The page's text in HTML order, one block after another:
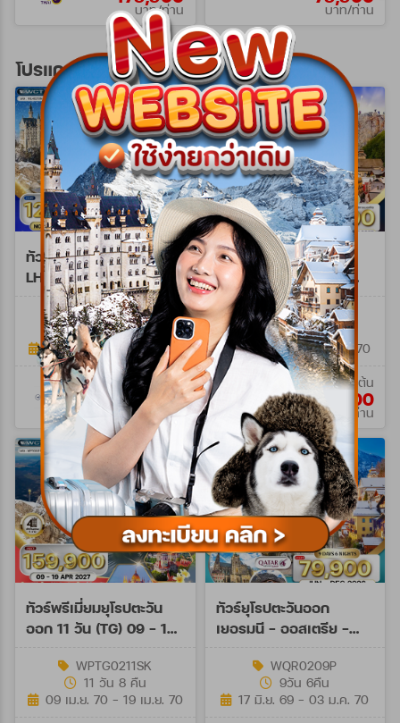
บาท/ท่าน บาท/ท่าน
โปรแกรมทัวร์ยุโรปตะวันออก
ทัวร์ยุโรปตะวันออก 10 วัน
LH/OS พักฮัลล์สตัทท์
NOV 26 - MAR 27
WLH0210M
10วัน 7คืน
06 พ.ย. 69 - 29 มี.ค. 70
เริ่มต้น
125,900
บาท/ท่าน
ทัวร์ยุโรปตะวันออก
เยอรมนี - ออสเตรีย -
เช็ก - สโลวาเกีย - ฮังการี
9วัน 6คืน (QR)
WQR0209NY
9วัน 6คืน
26 ธ.ค. 69 - 03 ม.ค. 70
เริ่มต้น
115,900
บาท/ท่าน
ทัวร์พรีเมี่ยมยุโรปตะวัน
ออก 11 วัน (TG) 09 - 19
WPTG0211SK
11 วัน 8 คืน
09 เม.ย. 70 - 19 เม.ย. 70
ทัวร์ยุโรปตะวันออก
เยอรมนี - ออสเตรีย -
9วัน (QR)WQR0209P
9วัน 6คืน
17 มิ.ย. 69 - 03 ม.ค. 70